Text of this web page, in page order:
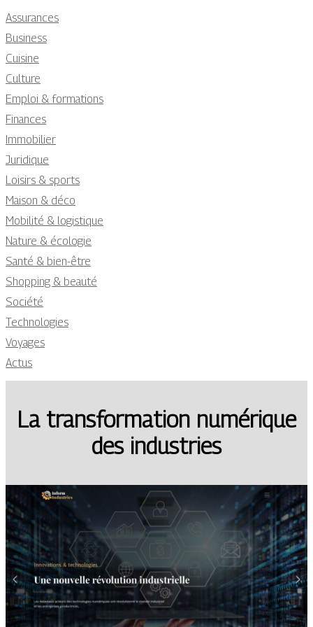
Assurances
Business
Cuisine
Culture
Emploi & formations
Finances
Immobilier
Juridique
Loisirs & sports
Maison & déco
Mobilité & logistique
Nature & écologie
Santé & bien-être
Shopping & beauté
Société
Technologies
Voyages
Actus
La transformation numérique
des industries